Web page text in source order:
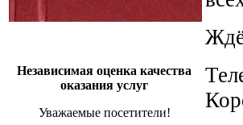
Независимая оценка качества
оказания услуг
Уважаемые посетители!